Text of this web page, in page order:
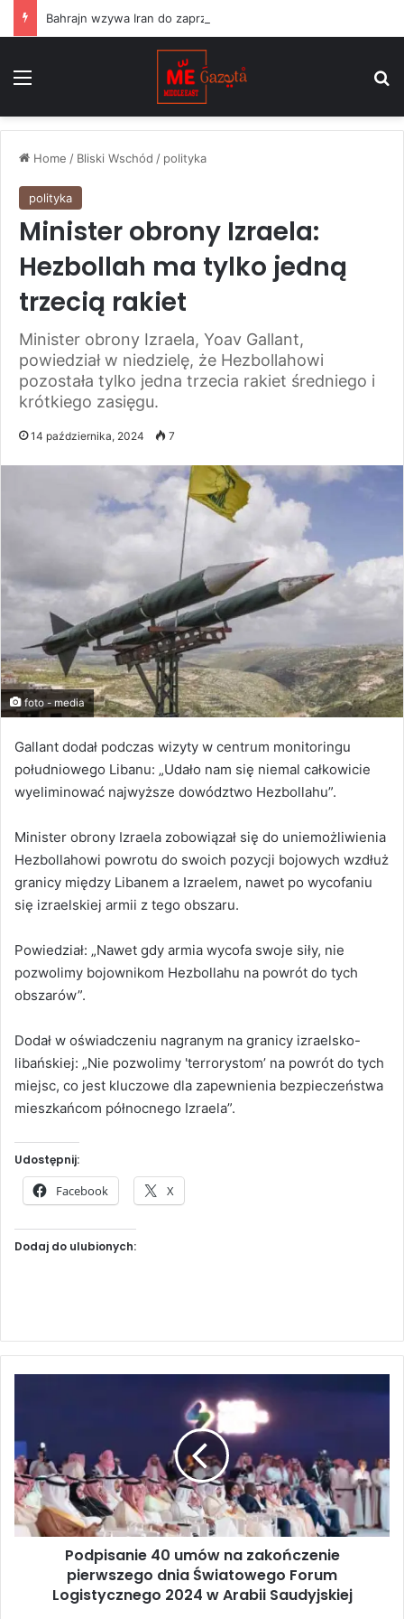
Home / Bliski Wschód / polityka
polityka
Minister obrony Izraela:
Hezbollah ma tylko jedną
trzecią rakiet
Minister obrony Izraela, Yoav Gallant,
powiedział w niedzielę, że Hezbollahowi
pozostała tylko jedna trzecia rakiet średniego i
krótkiego zasięgu.
14 października, 2024 7
foto - media
Gallant dodał podczas wizyty w centrum monitoringu
południowego Libanu: „Udało nam się niemal całkowicie
wyeliminować najwyższe dowództwo Hezbollahu”.
Minister obrony Izraela zobowiązał się do uniemożliwienia
Hezbollahowi powrotu do swoich pozycji bojowych wzdłuż
granicy między Libanem a Izraelem, nawet po wycofaniu
się izraelskiej armii z tego obszaru.
Powiedział: „Nawet gdy armia wycofa swoje siły, nie
pozwolimy bojownikom Hezbollahu na powrót do tych
obszarów”.
Dodał w oświadczeniu nagranym na granicy izraelsko-
libańskiej: „Nie pozwolimy 'terrorystom’ na powrót do tych
miejsc, co jest kluczowe dla zapewnienia bezpieczeństwa
mieszkańcom północnego Izraela”.
Udostępnij:
Facebook X
Dodaj do ulubionych:
p
i
s
a
n
i
Podpisanie 40 umów na zakończenie
pierwszego dnia Światowego Forum
Logistycznego 2024 w Arabii Saudyjskiej